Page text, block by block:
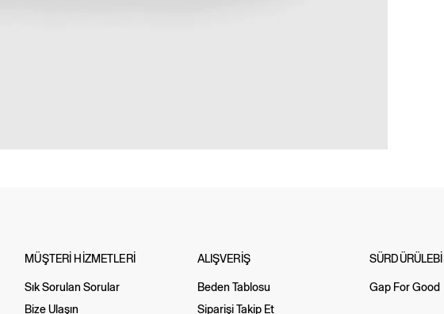
MÜŞTERİ HİZMETLERİ
Sık Sorulan Sorular
Bize Ulaşın
ALIŞVERİŞ
Beden Tablosu
Siparişi Takip Et
Gap For Good